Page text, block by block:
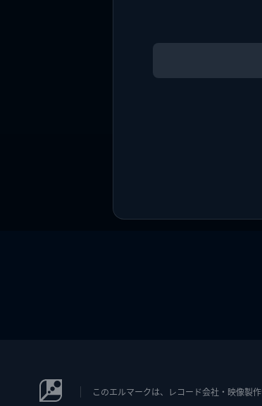
このエルマークは、レコード会社・映像製